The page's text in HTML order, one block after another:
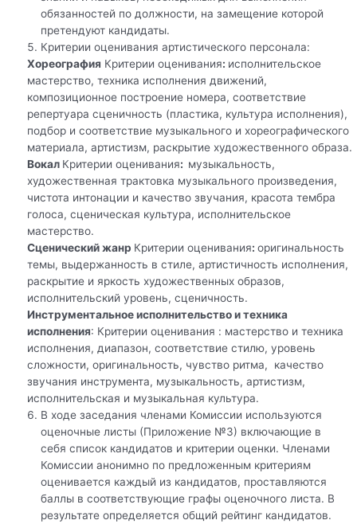
обязанностей по должности, на замещение которой
претендуют кандидаты.
Критерии оценивания артистического персонала:
Хореография Критерии оценивания: исполнительское
мастерство, техника исполнения движений,
композиционное построение номера, соответствие
репертуара сценичность (пластика, культура исполнения),
подбор и соответствие музыкального и хореографического
материала, артистизм, раскрытие художественного образа.
Вокал Критерии оценивания: музыкальность,
художественная трактовка музыкального произведения,
чистота интонации и качество звучания, красота тембра
голоса, сценическая культура, исполнительское
мастерство.
Сценический жанр Критерии оценивания: оригинальность
темы, выдержанность в стиле, артистичность исполнения,
раскрытие и яркость художественных образов,
исполнительский уровень, сценичность.
Инструментальное исполнительство и техника
исполнения: Критерии оценивания : мастерство и техника
исполнения, диапазон, соответствие стилю, уровень
сложности, оригинальность, чувство ритма, качество
звучания инструмента, музыкальность, артистизм,
исполнительская и музыкальная культура.
В ходе заседания членами Комиссии используются
оценочные листы (Приложение №3) включающие в
себя список кандидатов и критерии оценки. Членами
Комиссии анонимно по предложенным критериям
оценивается каждый из кандидатов, проставляются
баллы в соответствующие графы оценочного листа. В
результате определяется общий рейтинг кандидатов.